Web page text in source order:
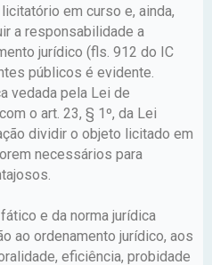
em curso e, ainda,
a responsabilidade a
jurídico (fls. 912 do IC
públicos é evidente.
vedada pela Lei de
o art. 23, § 1º, da Lei
dividir o objeto licitado em
necessários para
e da norma jurídica
ao ordenamento jurídico, aos
eficiência, probidade